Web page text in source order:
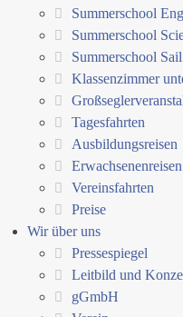
Summerschool
Summerschool
Summerschool Sail
Klassenzimmer
Tagesfahrten
Ausbildungsreisen
Erwachsenenreisen
Vereinsfahrten
Preise
Wir über uns
Pressespiegel
Leitbild und
gGmbH